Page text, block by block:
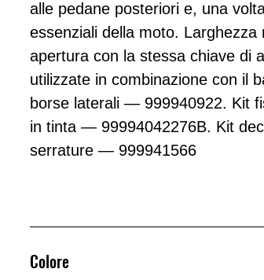
alle pedane posteriori e, una
essenziali della moto.
apertura con la stessa chiave di
utilizzate in combinazione con il
borse laterali — 999940922. Kit
in tinta — 99994042276B. Kit
serrature — 999941566
Colore